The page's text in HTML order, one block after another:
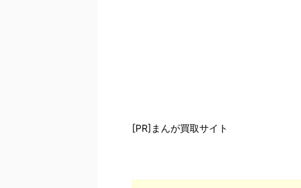
[PR]まんが買取サイト